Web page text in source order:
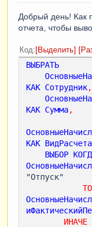
Добрый день! Как
отчета, чтобы
Код Выделить
ВЫБРАТЬ
КАК Сотрудник,
КАК Сумма,
КАК ВидРасчета
ВЫБОР
"Отпуск"
ИНАЧЕ